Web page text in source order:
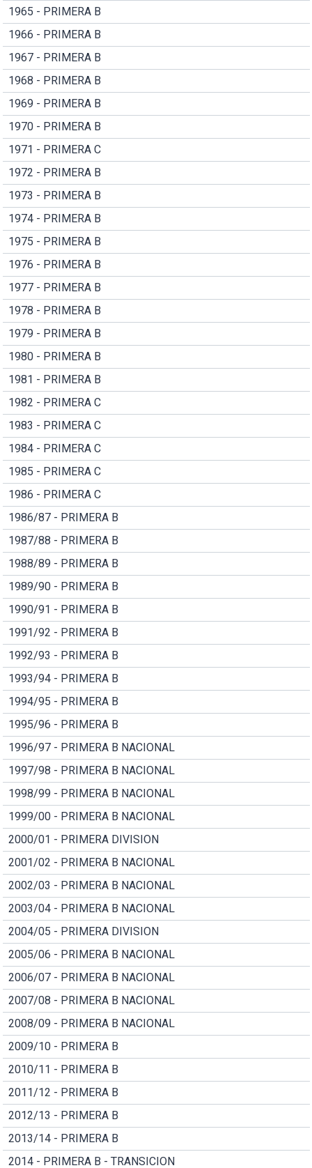
1965 - PRIMERA B
1966 - PRIMERA B
1967 - PRIMERA B
1968 - PRIMERA B
1969 - PRIMERA B
1970 - PRIMERA B
1971 - PRIMERA C
1972 - PRIMERA B
1973 - PRIMERA B
1974 - PRIMERA B
1975 - PRIMERA B
1976 - PRIMERA B
1977 - PRIMERA B
1978 - PRIMERA B
1979 - PRIMERA B
1980 - PRIMERA B
1981 - PRIMERA B
1982 - PRIMERA C
1983 - PRIMERA C
1984 - PRIMERA C
1985 - PRIMERA C
1986 - PRIMERA C
1986/87 - PRIMERA B
1987/88 - PRIMERA B
1988/89 - PRIMERA B
1989/90 - PRIMERA B
1990/91 - PRIMERA B
1991/92 - PRIMERA B
1992/93 - PRIMERA B
1993/94 - PRIMERA B
1994/95 - PRIMERA B
1995/96 - PRIMERA B
1996/97 - PRIMERA B NACIONAL
1997/98 - PRIMERA B NACIONAL
1998/99 - PRIMERA B NACIONAL
1999/00 - PRIMERA B NACIONAL
2000/01 - PRIMERA DIVISION
2001/02 - PRIMERA B NACIONAL
2002/03 - PRIMERA B NACIONAL
2003/04 - PRIMERA B NACIONAL
2004/05 - PRIMERA DIVISION
2005/06 - PRIMERA B NACIONAL
2006/07 - PRIMERA B NACIONAL
2007/08 - PRIMERA B NACIONAL
2008/09 - PRIMERA B NACIONAL
2009/10 - PRIMERA B
2010/11 - PRIMERA B
2011/12 - PRIMERA B
2012/13 - PRIMERA B
2013/14 - PRIMERA B
2014 - PRIMERA B - TRANSICION